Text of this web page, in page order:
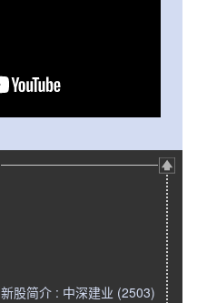
新股简介 : 中深建业 (2503)